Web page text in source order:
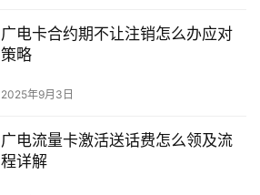
广电卡合约期不让注销怎么办应对
策略
2025年9月3日
广电流量卡激活送话费怎么领及流
程详解